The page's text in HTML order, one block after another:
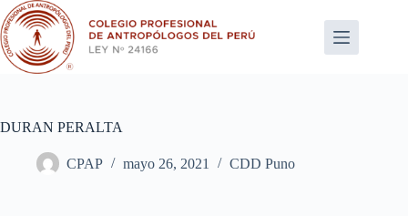
Saltar
al
contenido
DURAN PERALTA
CPAP mayo 26, 2021 CDD Puno